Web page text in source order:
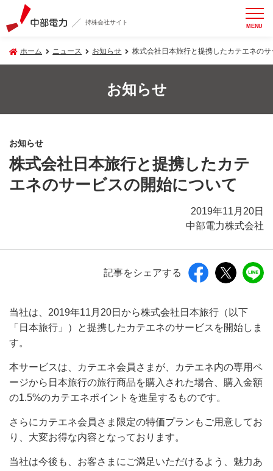
持株会社サイト MENU
ホーム ニュース お知らせ 株式会社日本旅行と提携したカテエネの
お知らせ
お知らせ
株式会社日本旅行と提携したカテ
エネのサービスの開始について
2019年11月20日
中部電力株式会社
記事をシェアする
当社は、2019年11月20日から株式会社日本旅行（以下
「日本旅行」）と提携したカテエネのサービスを開始しま
す。
本サービスは、カテエネ会員さまが、カテエネ内の専用ペ
ージから日本旅行の旅行商品を購入された場合、購入金額
の1.5%のカテエネポイントを進呈するものです。
さらにカテエネ会員さま限定の特価プランもご用意してお
り、大変お得な内容となっております。
当社は今後も、お客さまにご満足いただけるよう、魅力あ